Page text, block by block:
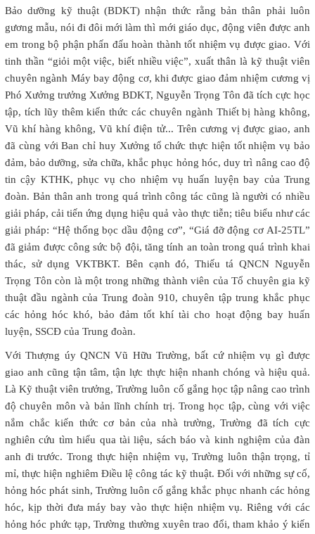
Bảo dưỡng kỹ thuật (BDKT) nhận thức rằng bản thân phải luôn
gương mẫu, nói đi đôi mới làm thì mới giáo dục, động viên được anh
em trong bộ phận phấn đấu hoàn thành tốt nhiệm vụ được giao. Với
tinh thần “giỏi một việc, biết nhiều việc”, xuất thân là kỹ thuật viên
chuyên ngành Máy bay động cơ, khi được giao đảmnhiệm cương vị
Phó Xưởng trưởng Xưởng BDKT, Nguyễn Trọng Tôn đã tích cực học
tập, tích lũy thêm kiến thức các chuyên ngành Thiết bị hàng không,
Vũ khí hàng không, Vũ khí điện tử... Trên cương vị được giao, anh
đã cùng với Ban chỉ huy Xưởng tổ chức thực hiện tốt nhiệm vụ bảo
đảm, bảo dưỡng, sửa chữa, khắc phục hỏng hóc, duy trì nâng cao độ
tin cậy KTHK, phục vụ cho nhiệm vụ huấn luyện bay của Trung
đoàn. Bản thân anh trong quá trình công tác cũng là người có nhiều
giải pháp, cải tiến ứng dụng hiệu quả vào thực tiễn; tiêu biểu như các
giải pháp: “Hệ thống bọc dầu động cơ”, “Giá đỡ động cơ AI-25TL”
đã giảm được công sức bộ đội, tăng tính an toàn trong quá trình khai
thác, sử dụng VKTBKT. Bên cạnh đó, Thiếu tá QNCN Nguyễn
Trọng Tôn còn là một trong những thành viên của Tổ chuyên gia kỹ
thuật đầu ngành của Trung đoàn 910, chuyên tập trung khắc phục
các hỏng hóc khó, bảo đảm tốt khí tài cho hoạt động bay huấn
luyện, SSCĐ của Trung đoàn.
Với Thượng úy QNCN Vũ Hữu Trường, bất cứ nhiệm vụ gì được
giao anh cũng tận tâm, tận lực thực hiện nhanh chóng và hiệu quả.
Là Kỹ thuật viên trưởng, Trường luôn cố gắng học tập nâng cao trình
độ chuyên môn và bản lĩnh chính trị. Trong học tập, cùng với việc
nắm chắc kiến thức cơ bản của nhà trường, Trường đã tích cực
nghiên cứu tìm hiểu qua tài liệu, sách báo và kinh nghiệm của đàn
anh đi trước. Trong thực hiện nhiệm vụ, Trường luôn thận trọng, tỉ
mỉ, thực hiện nghiêm Điều lệ công tác kỹ thuật. Đối với những sự cố,
hỏng hóc phát sinh, Trường luôn cố gắng khắc phục nhanh các hỏng
hóc, kịp thời đưa máy bay vào thực hiện nhiệm vụ. Riêng với các
hỏng hóc phức tạp, Trường thường xuyên trao đổi, tham khảo ý kiến